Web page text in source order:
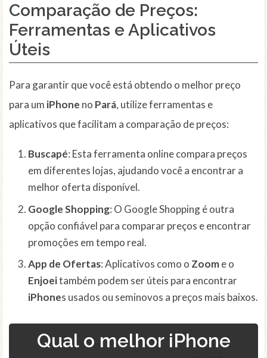
Comparação de Preços:
Ferramentas e Aplicativos
Úteis
Para garantir que você está obtendo o melhor preço
para um iPhone no Pará, utilize ferramentas e
aplicativos que facilitam a comparação de preços:
Buscapé: Esta ferramenta online compara preços
em diferentes lojas, ajudando você a encontrar a
melhor oferta disponível.
Google Shopping: O Google Shopping é outra
opção confiável para comparar preços e encontrar
promoções em tempo real.
App de Ofertas: Aplicativos como o Zoome o
Enjoeitambém podem ser úteis para encontrar
iPhones usados ou seminovos a preços mais baixos.
Qual o melhor iPhone